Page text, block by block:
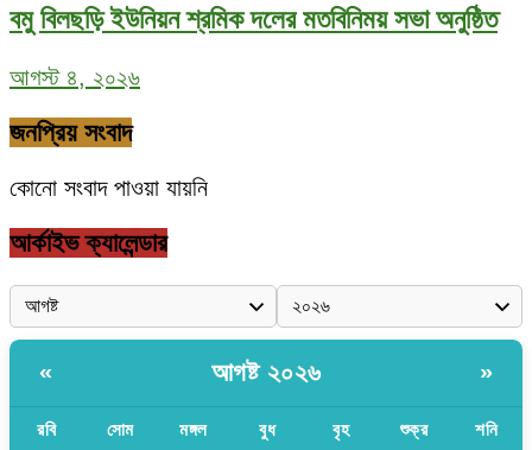
বমু বিলছড়ি ইউনিয়ন শ্রমিক দলের মতবিনিময় সভা অনুষ্ঠিত
আগস্ট ৪, ২০২৬
জনপ্রিয় সংবাদ
কোনো সংবাদ পাওয়া যায়নি
আর্কাইভ ক্যালেন্ডার
« আগষ্ট ২০২৬ »
রবি সোম মঙ্গল বুধ বৃহ শুক্র শনি